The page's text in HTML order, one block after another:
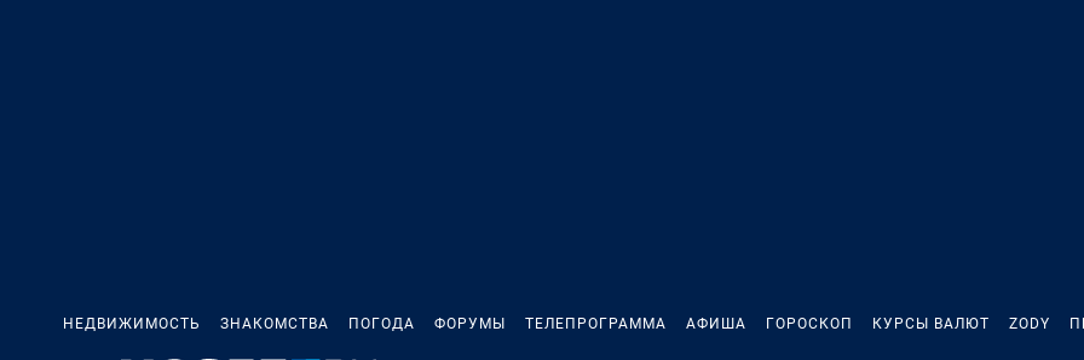
НЕДВИЖИМОСТЬ ЗНАКОМСТВА ПОГОДА ФОРУМЫ ТЕЛЕПРОГРАММА АФИША ГОРОСКОП КУРСЫ ВАЛЮТ ZODY